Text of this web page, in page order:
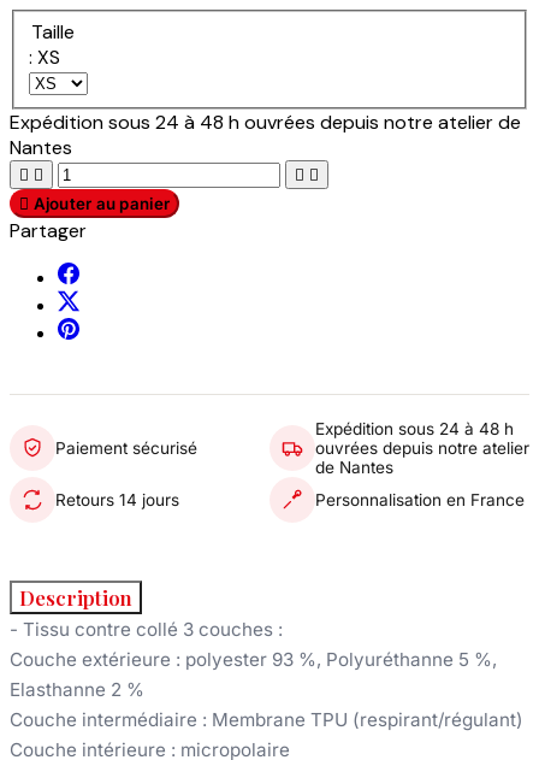
Taille
: XS
Expédition sous 24 à 48 h ouvrées depuis notre atelier de
Nantes
   
 Ajouter au panier
Partager
Paiement sécurisé
Expédition sous 24 à 48 h
ouvrées depuis notre atelier
de Nantes
Retours 14 jours
Personnalisation en France
Description
- Tissu contre collé 3 couches :
Couche extérieure : polyester 93 %, Polyuréthanne 5 %,
Elasthanne 2 %
Couche intermédiaire : Membrane TPU (respirant/régulant)
Couche intérieure : micropolaire